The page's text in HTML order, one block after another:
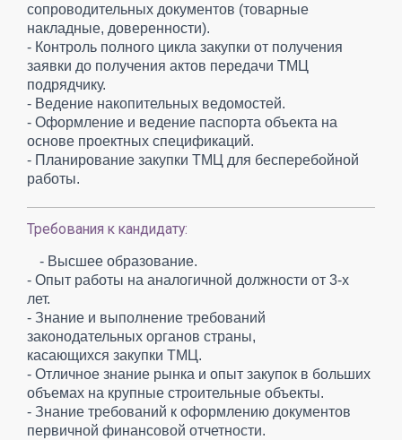
сопроводительных документов (товарные
накладные, доверенности).
- Контроль полного цикла закупки от получения
заявки до получения актов передачи ТМЦ
подрядчику.
- Ведение накопительных ведомостей.
- Оформление и ведение паспорта объекта на
основе проектных спецификаций.
- Планирование закупки ТМЦ для бесперебойной
работы.
Требования к кандидату:
- Высшее образование.
- Опыт работы на аналогичной должности от 3-х
лет.
- Знание и выполнение требований
законодательных органов страны,
касающихся закупки ТМЦ.
- Отличное знание рынка и опыт закупок в больших
объемах на крупные строительные объекты.
- Знание требований к оформлению документов
первичной финансовой отчетности.